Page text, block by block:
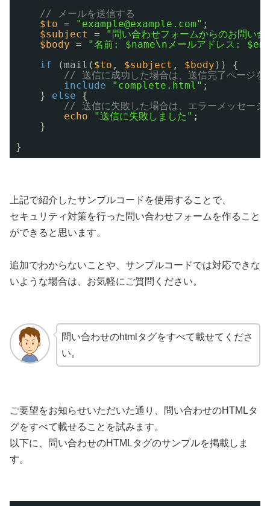
// メールを送信する
$to = "example@example.com" ;
$subject
=
"問い合わせフォームからのお問い
$body =
"名前: $name\nメールアドレス:
if
(mail( $to , $subject , $body )) {
// 送信に成功した場合は、送信完了ページを
include
"complete.html" ;
} else
{
// 送信に失敗した場合は、エラーメッセージ
echo
"送信に失敗しました" ;
}
}
上記で紹介したサンプルコードを使用することで、
セキュリティ対策を行った問い合わせフォームを作ること
ができると思います。
追加でわからないことや、サンプルコードでは対応できな
いような場合は、お気軽にご質問ください。
問い合わせのhtmlタグをすべて載せてくださ
い。
ご要望をお知らせいただいた通り、問い合わせのHTMLタ
グをすべて載せることを試みます。
以下に、問い合わせのHTMLタグのサンプルを掲載しま
す。